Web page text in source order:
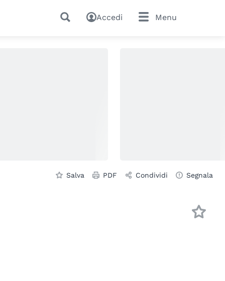
Accedi Menu
Salva PDF Condividi Segnala